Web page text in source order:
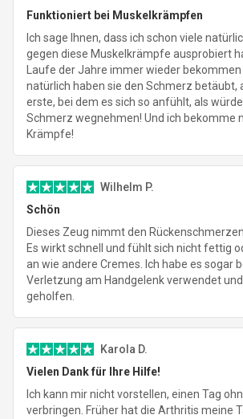
Funktioniert bei Muskelkrämpfen
Ich sage Ihnen, dass ich schon viele
gegen diese Muskelkrämpfe ausprobiert
Laufe der Jahre immer wieder bekommen
natürlich haben sie den Schmerz betäubt,
erste, bei dem es sich so anfühlt, als
Schmerz wegnehmen! Und ich bekomme
Krämpfe!
Wilhelm P.
Schön
Dieses Zeug nimmt den
Es wirkt schnell und fühlt sich nicht fettig
an wie andere Cremes. Ich habe es sogar
Verletzung am Handgelenk verwendet
geholfen.
Karola D.
Vielen Dank für Ihre Hilfe!
Ich kann mir nicht vorstellen, einen Tag
verbringen. Früher hat die Arthritis meine